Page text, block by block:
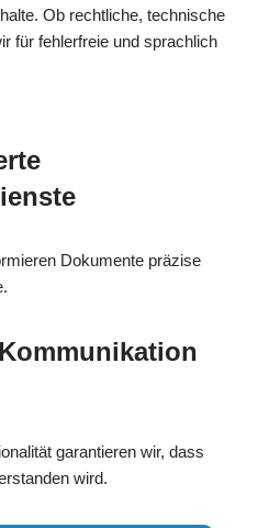
Ob rechtliche, technische
für fehlerfreie und sprachlich
Dokumente präzise
garantieren wir, dass
wird.